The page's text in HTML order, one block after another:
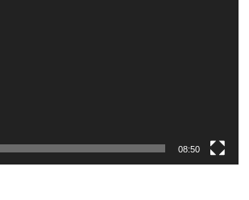
08:50